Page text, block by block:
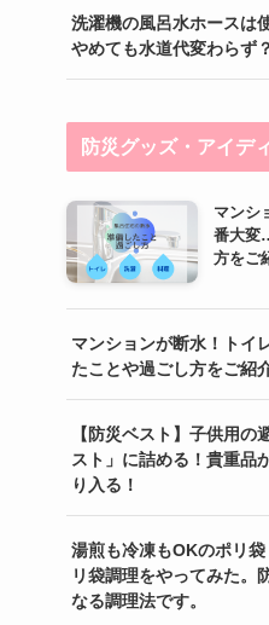
洗濯機の風呂水ホースは
やめても水道代変わらず
防災グッズ・アイデ
マンシ
番大変
方をご
マンションが断水！トイ
たことや過ごし方をご紹
【防災ベスト】子供用の
スト」に詰める！貴重品
り入る！
湯煎も冷凍もOKのポリ
リ袋調理をやってみた。
なる調理法です。